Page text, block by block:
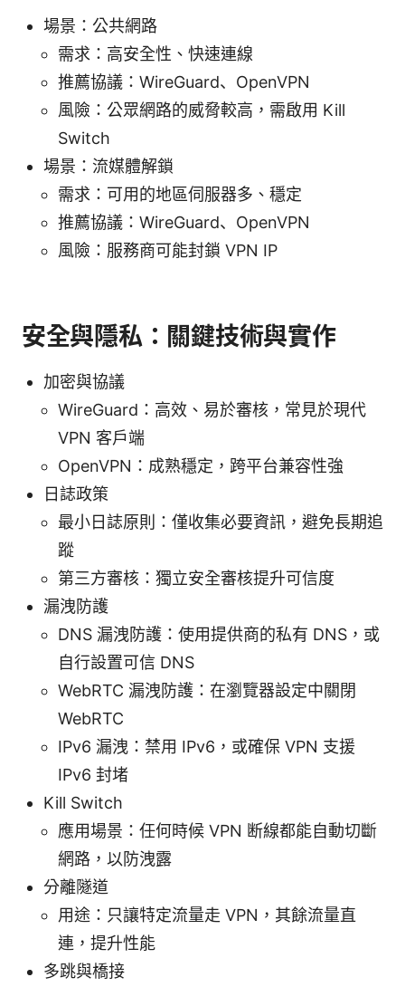
場景：公共網路
需求：高安全性、快速連線
推薦協議：WireGuard、OpenVPN
風險：公眾網路的威脅較高，需啟用 Kill
Switch
場景：流媒體解鎖
需求：可用的地區伺服器多、穩定
推薦協議：WireGuard、OpenVPN
風險：服務商可能封鎖 VPN IP
安全與隱私：關鍵技術與實作
加密與協議
WireGuard：高效、易於審核，常見於現代
VPN 客戶端
OpenVPN：成熟穩定，跨平台兼容性強
日誌政策
最小日誌原則：僅收集必要資訊，避免長期追
蹤
第三方審核：獨立安全審核提升可信度
漏洩防護
DNS 漏洩防護：使用提供商的私有 DNS，或
自行設置可信 DNS
WebRTC 漏洩防護：在瀏覽器設定中關閉
WebRTC
IPv6 漏洩：禁用 IPv6，或確保 VPN 支援
IPv6 封堵
Kill Switch
應用場景：任何時候 VPN 断線都能自動切斷
網路，以防洩露
分離隧道
用途：只讓特定流量走 VPN，其餘流量直
連，提升性能
多跳與橋接